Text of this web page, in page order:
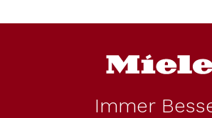
Immer